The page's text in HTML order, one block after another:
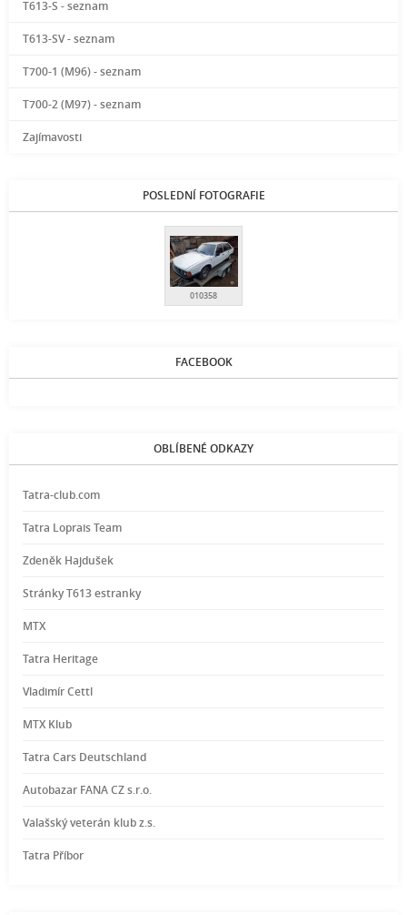
T613-S - seznam
T613-SV - seznam
T700-1 (M96) - seznam
T700-2 (M97) - seznam
Zajímavosti
POSLEDNÍ FOTOGRAFIE
010358
FACEBOOK
OBLÍBENÉ ODKAZY
Tatra-club.com
Tatra Loprais Team
Zdeněk Hajdušek
Stránky T613 estranky
MTX
Tatra Heritage
Vladimír Cettl
MTX Klub
Tatra Cars Deutschland
Autobazar FANA CZ s.r.o.
Valašský veterán klub z.s.
Tatra Příbor